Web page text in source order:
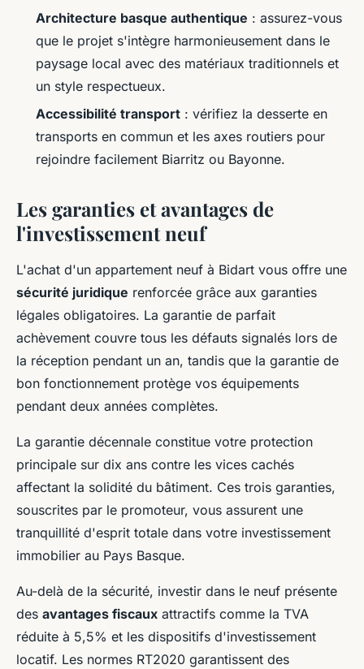
Architecture basque authentique : assurez-vous
que le projet s'intègre harmonieusement dans le
paysage local avec des matériaux traditionnels et
un style respectueux.
Accessibilité transport : vérifiez la desserte en
transports en commun et les axes routiers pour
rejoindre facilement Biarritz ou Bayonne.
Les garanties et avantages de
l'investissement neuf
L'achat d'un appartement neuf à Bidart vous offre une
sécurité juridique renforcée grâce aux garanties
légales obligatoires. La garantie de parfait
achèvement couvre tous les défauts signalés lors de
la réception pendant un an, tandis que la garantie de
bon fonctionnement protège vos équipements
pendant deux années complètes.
La garantie décennale constitue votre protection
principale sur dix ans contre les vices cachés
affectant la solidité du bâtiment. Ces trois garanties,
souscrites par le promoteur, vous assurent une
tranquillité d'esprit totale dans votre investissement
immobilier au Pays Basque.
Au-delà de la sécurité, investir dans le neuf présente
des avantages fiscaux attractifs comme la TVA
réduite à 5,5% et les dispositifs d'investissement
locatif. Les normes RT2020 garantissent des